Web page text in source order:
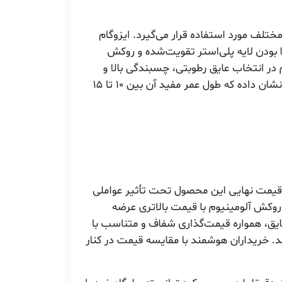
مورد استفاده قرار می‌گیرد. ایزوگام
بودن لایه پلی‌استر تقویت‌شده و روکش
انتخاب عایق رطوبتی، چسبندگی بالا و
اجرای آسان روی سطوح سیمانی و فلزی است، این برند در این زمینه نیز نمره قبولی دریافت کرده است. علاوه بر آن، بررسی‌های فنی نشان داده که طول عمر مفید آن بین ۱۰ تا ۱۵
قیمت نهایی این محصول تحت تأثیر عواملی
آلومینیوم با قیمت بالاتری عرضه
همواره قیمت‌گذاری شفاف و متناسب با
خریداران هوشمند با مقایسه قیمت در کنار